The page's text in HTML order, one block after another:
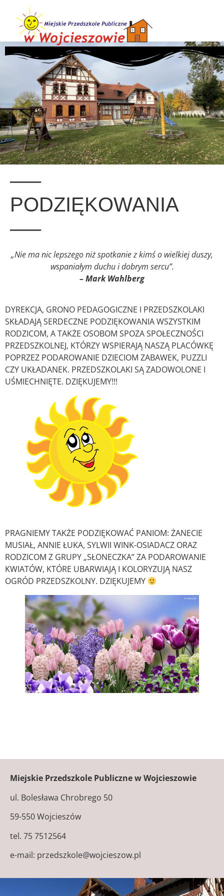
—–
PODZIĘKOWANIA
—–
„Nie ma nic lepszego niż spotkanie z kimś o wielkiej duszy,
wspaniałym duchu i dobrym sercu”.
– Mark Wahlberg
DYREKCJA, GRONO PEDAGOGICZNE I PRZEDSZKOLAKI
SKŁADAJĄ SERDECZNE PODZIĘKOWANIA WSZYSTKIM
RODZICOM, A TAKŻE OSOBOM SPOZA SPOŁECZNOŚCI
PRZEDSZKOLNEJ, KTÓRZY WSPIERAJĄ NASZĄ PLACÓWKĘ
POPRZEZ PODAROWANIE DZIECIOM ZABAWEK, PUZZLI
CZY UKŁADANEK. PRZEDSZKOLAKI SĄ ZADOWOLONE I
UŚMIECHNIĘTE. DZIĘKUJEMY!!!
PRAGNIEMY TAKŻE PODZIĘKOWAĆ PANIOM: ŻANECIE
MUSIAŁ, ANNIE ŁUKA, SYLWII WINK-OSIADACZ ORAZ
RODZICOM Z GRUPY „SŁONECZKA” ZA PODAROWANIE
KWIATÓW, KTÓRE UBARWIAJĄ I KOLORYZUJĄ NASZ
OGRÓD PRZEDSZKOLNY. DZIĘKUJEMY
Miejskie Przedszkole Publiczne w Wojcieszowie
ul. Bolesława Chrobrego 50
59-550 Wojcieszów
tel. 75 7512564
e-mail: przedszkole@wojcieszow.pl